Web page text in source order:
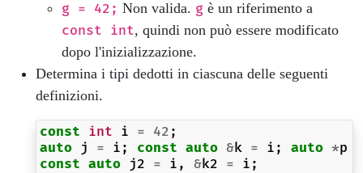
g = 42; Non valida. g è un riferimento a
const int, quindi non può essere modificato
dopo l'inizializzazione.
Determina i tipi dedotti in ciascuna delle seguenti
definizioni.
const int i = 42 ;
auto j = i ; const auto &k = i ; auto *p
const auto j2 = i , &k2 = i ;